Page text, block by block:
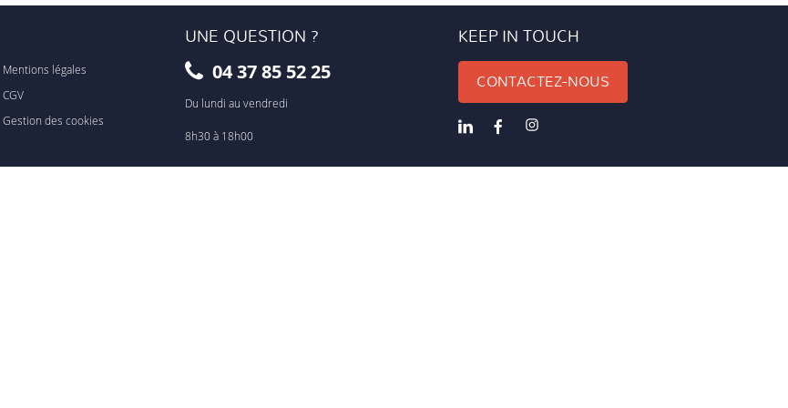
Mentions légales
CGV
Gestion des cookies
UNE QUESTION ?
04 37 85 52 25
Du lundi au vendredi
8h30 à 18h00
KEEP IN TOUCH
CONTACTEZ-NOUS